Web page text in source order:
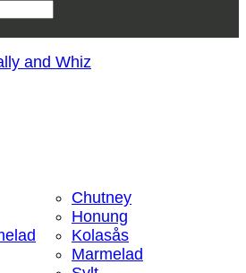
and Whiz
Chutney
Honung
Kolasås
Marmelad